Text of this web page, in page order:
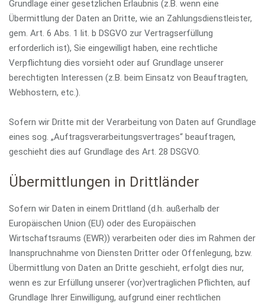
Grundlage einer gesetzlichen Erlaubnis (z.B. wenn eine
Übermittlung der Daten an Dritte, wie an Zahlungsdienstleister,
gem. Art. 6 Abs. 1 lit. b DSGVO zur Vertragserfüllung
erforderlich ist), Sie eingewilligt haben, eine rechtliche
Verpflichtung dies vorsieht oder auf Grundlage unserer
berechtigten Interessen (z.B. beim Einsatz von Beauftragten,
Webhostern, etc.).
Sofern wir Dritte mit der Verarbeitung von Daten auf Grundlage
eines sog. „Auftragsverarbeitungsvertrages“ beauftragen,
geschieht dies auf Grundlage des Art. 28 DSGVO.
Übermittlungen in Drittländer
Sofern wir Daten in einem Drittland (d.h. außerhalb der
Europäischen Union (EU) oder des Europäischen
Wirtschaftsraums (EWR)) verarbeiten oder dies im Rahmen der
Inanspruchnahme von Diensten Dritter oder Offenlegung, bzw.
Übermittlung von Daten an Dritte geschieht, erfolgt dies nur,
wenn es zur Erfüllung unserer (vor)vertraglichen Pflichten, auf
Grundlage Ihrer Einwilligung, aufgrund einer rechtlichen